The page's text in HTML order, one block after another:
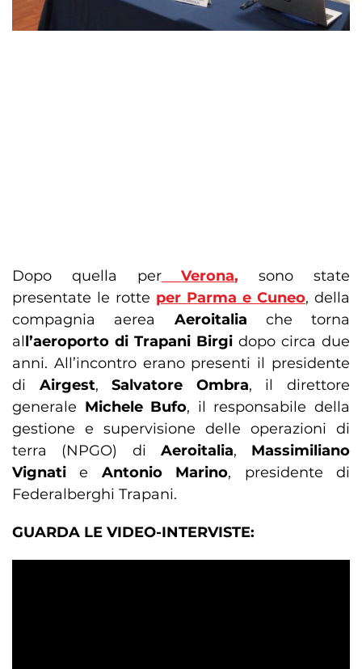
Dopo quella per Verona, sono state
presentate le rotte per Parma e Cuneo, della
compagnia aerea Aeroitalia che torna
all’aeroporto di Trapani Birgi dopo circa due
anni. All’incontro erano presenti il presidente
di Airgest,Salvatore Ombra, il direttore
generale Michele Bufo, il responsabile della
gestione e supervisione delle operazioni di
terra (NPGO) di Aeroitalia, Massimiliano
Vignatie Antonio Marino, presidente di
Federalberghi Trapani.
GUARDA LE VIDEO-INTERVISTE: